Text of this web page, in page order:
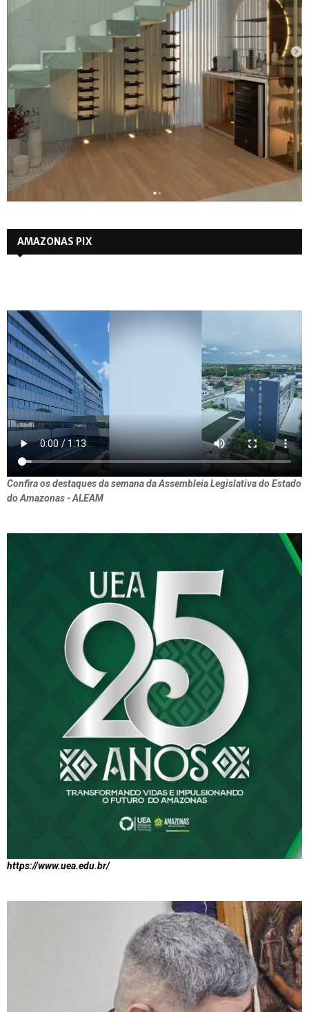
AMAZONAS PIX
Confira os destaques da semana da Assembleia Legislativa do Estado
do Amazonas - ALEAM
https://www.uea.edu.br/